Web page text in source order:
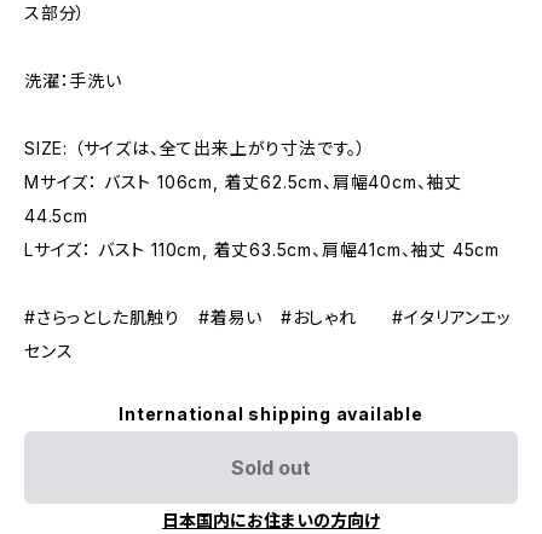
ス部分）
洗濯：手洗い
SIZE: （サイズは、全て出来上がり寸法です。）
Mサイズ： バスト 106cm, 着丈62.5cm、肩幅40cm、袖丈
44.5cm
Lサイズ： バスト 110cm, 着丈63.5cm、肩幅41cm、袖丈 45cm
#さらっとした肌触り #着易い #おしゃれ #イタリアンエッ
センス
International shipping available
Sold out
日本国内にお住まいの方向け